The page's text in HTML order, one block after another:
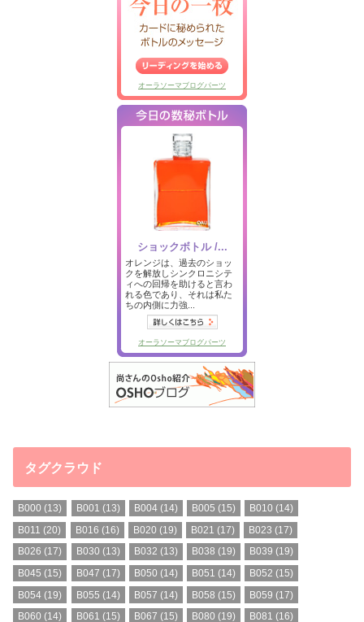
タグクラウド
B000 (13) B001 (13) B004(14) B005 (15) B010 (14)
B011 (20) B016 (16) B020 (19) B021 (17) B023 (17)
B026 (17) B030 (13) B032 (13) B038 (19) B039 (19)
B045 (15) B047 (17) B050 (14) B051 (14) B052 (15)
B054 (19) B055 (14) B057 (14) B058 (15) B059 (17)
B060 (14) B061 (15) B067 (15) B080 (19) B081 (16)